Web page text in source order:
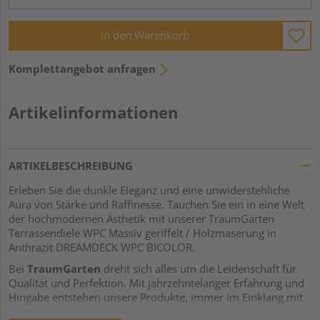
In den Warenkorb
Komplettangebot anfragen
Artikelinformationen
ARTIKELBESCHREIBUNG
Erleben Sie die dunkle Eleganz und eine unwiderstehliche
Aura von Stärke und Raffinesse. Tauchen Sie ein in eine Welt
der hochmodernen Ästhetik mit unserer TraumGarten
Terrassendiele WPC Massiv geriffelt / Holzmaserung in
Anthrazit DREAMDECK WPC BICOLOR.
Bei TraumGarten dreht sich alles um die Leidenschaft für
Qualität und Perfektion. Mit jahrzehntelanger Erfahrung und
Hingabe entstehen unsere Produkte, immer im Einklang mit